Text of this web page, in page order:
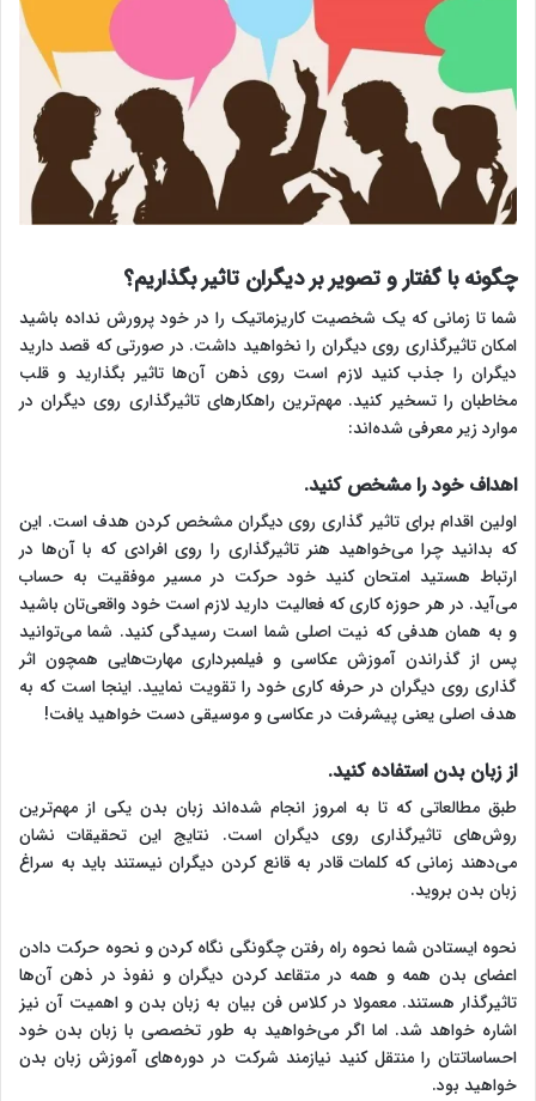
چگونه با گفتار و تصویر بر دیگران تاثیر بگذاریم؟
شما تا زمانی که یک شخصیت کاریزماتیک را در خود پرورش نداده باشید
امکان تاثیرگذاری روی دیگران را نخواهید داشت. در صورتی که قصد دارید
دیگران را جذب کنید لازم است روی ذهن آن‌ها تاثیر بگذارید و قلب
مخاطبان را تسخیر کنید. مهم‌ترین راهکارهای تاثیرگذاری روی دیگران در
موارد زیر معرفی شده‌اند:
اهداف خود را مشخص کنید.
اولین اقدام برای تاثیر گذاری روی دیگران مشخص کردن هدف است. این
که بدانید چرا می‌خواهید هنر تاثیرگذاری را روی افرادی که با آن‌ها در
ارتباط هستید امتحان کنید خود حرکت در مسیر موفقیت به حساب
می‌آید. در هر حوزه کاری که فعالیت دارید لازم است خود واقعی‌تان باشید
و به همان هدفی که نیت اصلی شما است رسیدگی کنید. شما می‌توانید
پس از گذراندن آموزش عکاسی و فیلمبرداری مهارت‌هایی همچون اثر
گذاری روی دیگران در حرفه کاری خود را تقویت نمایید. اینجا است که به
هدف اصلی یعنی پیشرفت در عکاسی و موسیقی دست خواهید یافت!
از زبان بدن استفاده کنید.
طبق مطالعاتی که تا به امروز انجام شده‌اند زبان بدن یکی از مهم‌ترین
روش‌های تاثیرگذاری روی دیگران است. نتایج این تحقیقات نشان
می‌دهند زمانی که کلمات قادر به قانع کردن دیگران نیستند باید به سراغ
زبان بدن بروید.
نحوه ایستادن شما نحوه راه رفتن چگونگی نگاه کردن و نحوه حرکت دادن
اعضای بدن همه و همه در متقاعد کردن دیگران و نفوذ در ذهن آن‌ها
تاثیرگذار هستند. معمولا در کلاس فن بیان به زبان بدن و اهمیت آن نیز
اشاره خواهد شد. اما اگر می‌خواهید به طور تخصصی با زبان بدن خود
احساساتتان را منتقل کنید نیازمند شرکت در دوره‌های آموزش زبان بدن
خواهید بود.